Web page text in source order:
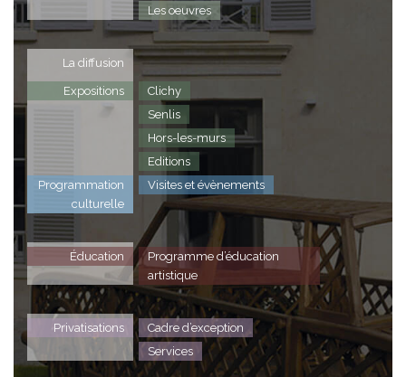
Les oeuvres
La diffusion
Expositions
Clichy
Senlis
Hors-les-murs
Editions
Programmation
culturelle
Visites et évènements
Éducation
Programme d’éducation
artistique
Privatisations
Cadre d’exception
Services